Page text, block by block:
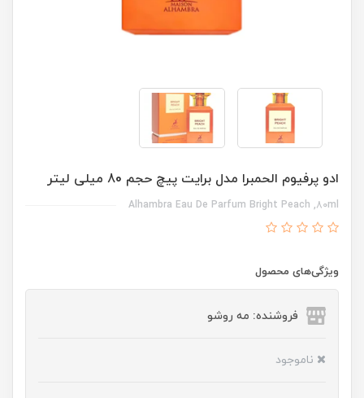
ادو پرفیوم الحمبرا مدل برایت پیچ حجم 80 میلی لیتر
Alhambra Eau De Parfum Bright Peach ,80ml
ویژگی‌های محصول
فروشنده: مه رو‌شو
ناموجود